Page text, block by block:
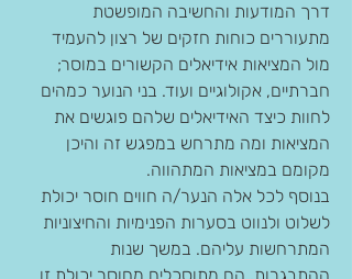
דרך המודעות והחשיבה המופשטת
מתעוררים כוחות חזקים של רצון להעמיד
מול המציאות אידיאלים הקשורים במוסר;
חברתיים, אקולוגיים ועוד. בני הנוער כמהים
לחוות כיצד האידיאלים שלהם פוגשים את
המציאות ומה מתרחש במפגש זה והיכן
מקומם במציאות המתהווה.
בנוסף לכל אלה הנער/ה חווים חוסר יכולת
לשלוט ולנווט בסערות הפנימיות והחיצוניות
המתרחשות עליהם. במשך שנות